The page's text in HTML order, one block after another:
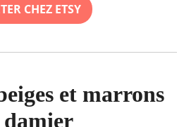
CHEZ ETSY
et marrons
damier